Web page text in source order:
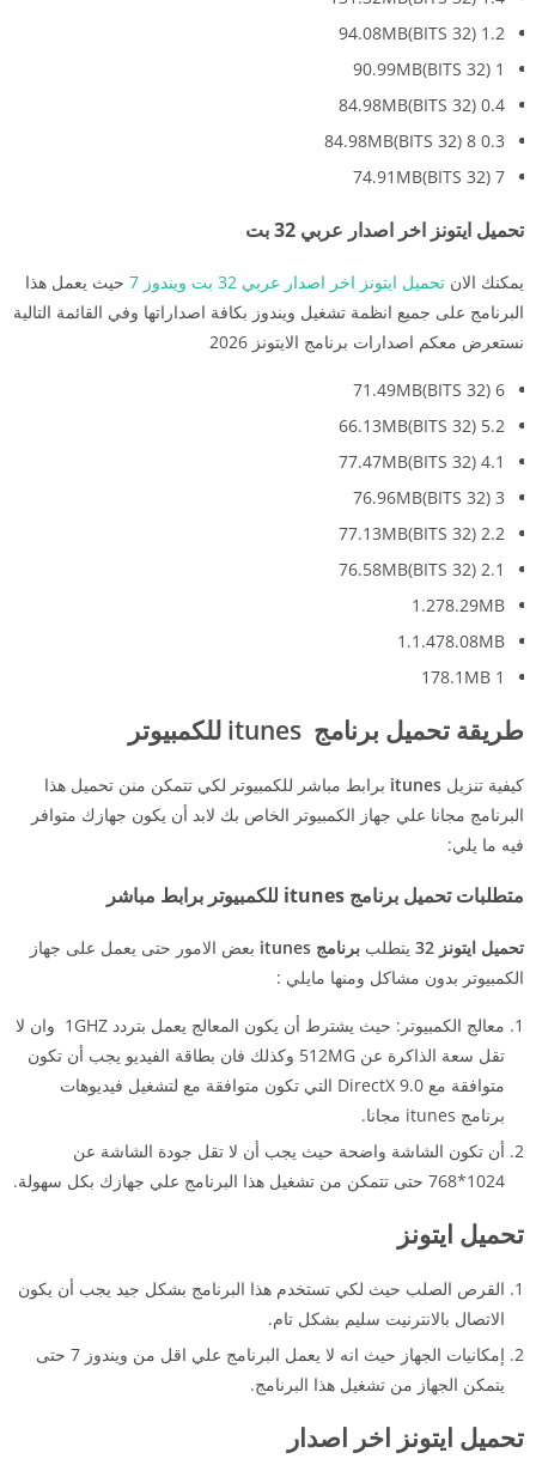
1.2 (32 BITS)94.08MB
1 (32 BITS)90.99MB
0.4 (32 BITS)84.98MB
0.3 8 (32 BITS)84.98MB
7 (32 BITS)74.91MB
تحميل ايتونز اخر اصدار عربي 32 بت
يمكنك الان تحميل ايتونز اخر اصدار عربي 32 بت ويندوز 7
حيث يعمل هذا
البرنامج على جميع انظمة تشغيل ويندوز بكافة اصداراتها وفي القائمة التالية
نستعرض معكم اصدارات برنامج الايتونز 2026
6 (32 BITS)71.49MB
5.2 (32 BITS)66.13MB
4.1 (32 BITS)77.47MB
3 (32 BITS)76.96MB
2.2 (32 BITS)77.13MB
2.1 (32 BITS)76.58MB
1.278.29MB
1.1.478.08MB
1 178.1MB
طريقة تحميل برنامج للكمبيوتر
كيفية تنزيل itunes برابط مباشر للكمبيوتر لكي تتمكن منن تحميل هذا
البرنامج مجانا علي جهاز الكمبيوتر الخاص بك لابد أن يكون جهازك متوافر
فيه ما يلي:
متطلبات تحميل برنامج itunes للكمبيوتر برابط مباشر
تحميل ايتونز 32 يتطلب برنامج itunes
بعض الامور حتى يعمل على جهاز
الكمبيوتر بدون مشاكل ومنها مايلي :
معالج الكمبيوتر: حيث يشترط أن يكون المعالج يعمل بتردد 1GHZ وان لا
تقل سعة الذاكرة عن 512MG وكذلك فان بطاقة الفيديو يجب أن تكون
متوافقة مع DirectX 9.0 التي تكون متوافقة مع لتشغيل فيديوهات
برنامج itunes مجانا.
أن تكون الشاشة واضحة حيث يجب أن لا تقل جودة الشاشة عن
1024*768 حتى تتمكن من تشغيل هذا البرنامج علي جهازك بكل سهولة.
تحميل ايتونز
القرص الصلب حيث لكي تستخدم هذا البرنامج بشكل جيد يجب أن يكون
الاتصال بالانترنيت سليم بشكل تام.
إمكانيات الجهاز حيث انه لا يعمل البرنامج علي اقل من ويندوز 7 حتى
يتمكن الجهاز من تشغيل هذا البرنامج.
تحميل ايتونز اخر اصدار